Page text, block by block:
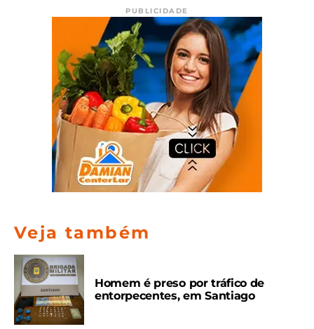
PUBLICIDADE
Veja também
Homem é preso por tráfico de
entorpecentes, em Santiago